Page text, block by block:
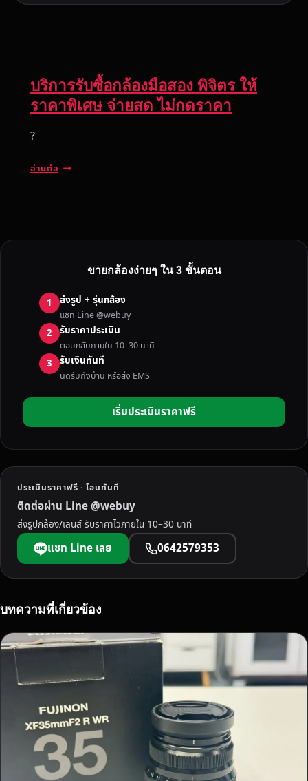
บริการรับซื้อกล้องมือสอง พิจิตร ให้
ราคาพิเศษ จ่ายสด ไม่กดราคา
?
อ่านต่อ บ
รั
อ
ก
ล้
อ
ง
มื
พิ
จิ
ใ
ห้
ร
า
ค
พิ
ศ
ย
ส
ด
ม่
ขายกล้องง่ายๆ ใน 3 ขั้นตอน
1 ส่งรูป + รุ่นกล้อง
แชท Line @webuy
2 รับราคาประเมิน
ตอบกลับภายใน 10–30 นาที
3 รับเงินทันที
นัดรับถึงบ้าน หรือส่ง EMS
เริ่มประเมินราคาฟรี
ประเมินราคาฟรี · โอนทันที
ติดต่อผ่าน Line @webuy
ส่งรูปกล้อง/เลนส์ รับราคาไวภายใน 10–30 นาที
แชท Line เลย 0642579353
บทความที่เกี่ยวข้อง